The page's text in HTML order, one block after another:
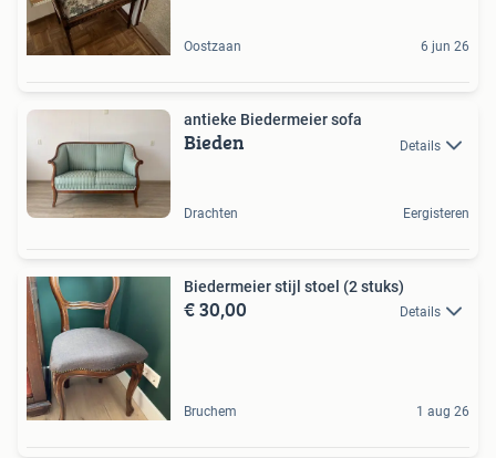
Oostzaan 6 jun 26
antieke Biedermeier sofa
Bieden Details
Drachten Eergisteren
Biedermeier stijl stoel (2 stuks)
€ 30,00 Details
Bruchem 1 aug 26